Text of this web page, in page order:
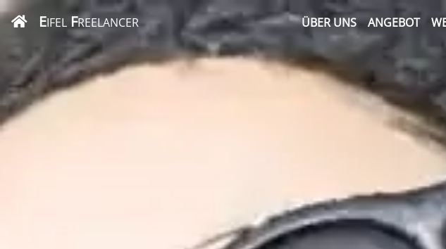
EIFEL FREELANCER ÜBER UNS ANGEBOT